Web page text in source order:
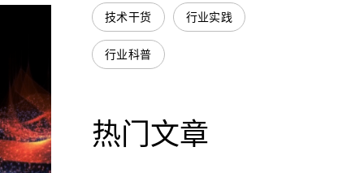
技术干货 行业实践
行业科普
热门文章